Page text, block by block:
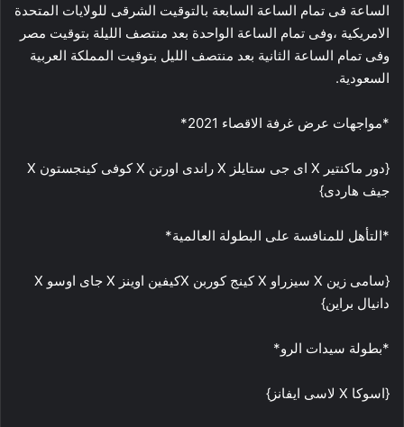
الساعة فى تمام الساعة السابعة بالتوقيت الشرقى للولايات المتحدة
الامريكية ،وفى تمام الساعة الواحدة بعد منتصف الليلة بتوقيت مصر
وفى تمام الساعة الثانية بعد منتصف الليل بتوقيت المملكة العربية
السعودية.
*مواجهات عرض غرفة الاقصاء 2021*
{دور ماكنتير X اى جى ستايلز X راندى اورتن X كوفى كينجستون X
جيف هاردى}
*التأهل للمنافسة على البطولة العالمية*
{سامى زين X سيزراو X كينج كوربن Xكيفين اوينز X جاى اوسو X
دانيال براين}
*بطولة سيدات الرو*
{اسوكا X لاسى ايفانز}